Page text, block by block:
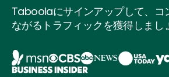
Taboolaにサインアップして、コ
ながるトラフィックを獲得しまし